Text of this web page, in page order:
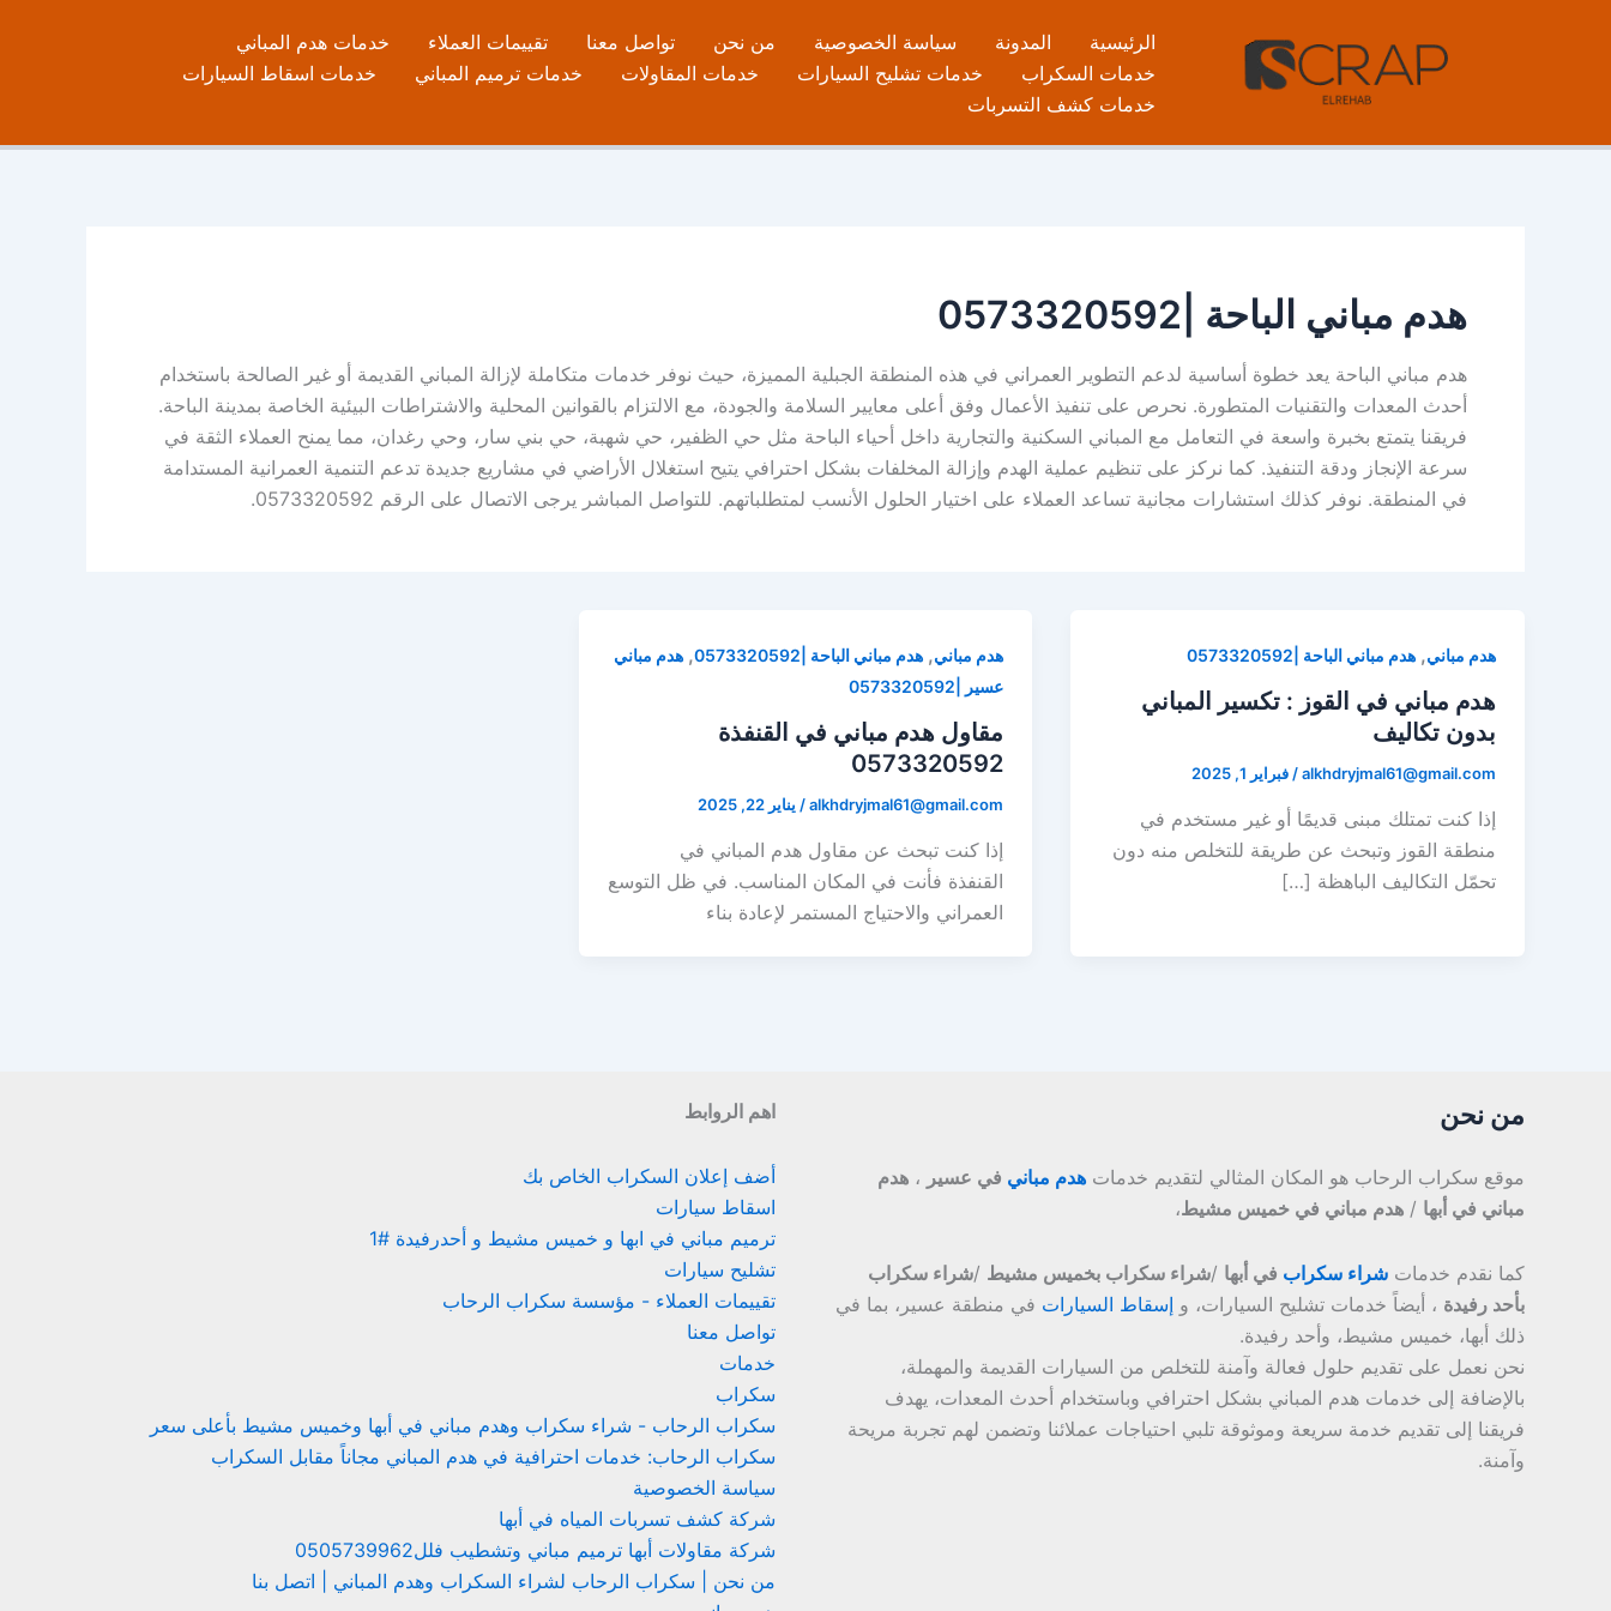
الرئيسية المدونة سياسة الخصوصية من نحن تواصل معنا تقييمات العملاء
خدمات هدم المباني
خدمات السكراب
خدمات تشليح السيارات خدمات المقاولات خدمات ترميم المباني
خدمات اسقاط السيارات
خدمات كشف التسربات
هدم مباني الباحة |0573320592
هدم مباني الباحة يعد خطوة أساسية لدعم التطوير العمراني في هذه المنطقة الجبلية المميزة، حيث نوفر خدمات متكاملة لإزالة المباني القديمة أو غير الصالحة باستخدام
أحدث المعدات والتقنيات المتطورة. نحرص على تنفيذ الأعمال وفق أعلى معايير السلامة والجودة، مع الالتزام بالقوانين المحلية والاشتراطات البيئية الخاصة بمدينة الباحة.
فريقنا يتمتع بخبرة واسعة في التعامل مع المباني السكنية والتجارية داخل أحياء الباحة مثل حي الظفير، حي شهبة، حي بني سار، وحي رغدان، مما يمنح العملاء الثقة في
سرعة الإنجاز ودقة التنفيذ. كما نركز على تنظيم عملية الهدم وإزالة المخلفات بشكل احترافي يتيح استغلال الأراضي في مشاريع جديدة تدعم التنمية العمرانية المستدامة
في المنطقة. نوفر كذلك استشارات مجانية تساعد العملاء على اختيار الحلول الأنسب لمتطلباتهم. للتواصل المباشر يرجى الاتصال على الرقم 0573320592.
هدم مباني, هدم مباني الباحة |0573320592
هدم مباني في القوز : تكسير المباني
بدون تكاليف
alkhdryjmal61@gmail.com
/فبراير 1, 2025
إذا كنت تمتلك مبنى قديمًا أو غير مستخدم في
منطقة القوز وتبحث عن طريقة للتخلص منه دون
تحمّل التكاليف الباهظة […]
هدم مباني, هدم مباني الباحة |0573320592 , هدم مباني
عسير |0573320592
مقاول هدم مباني في القنفذة
0573320592
alkhdryjmal61@gmail.com
/ يناير 22, 2025
إذا كنت تبحث عن مقاول هدم المباني في
القنفذة فأنت في المكان المناسب. في ظل التوسع
العمراني والاحتياج المستمر لإعادة بناء
من نحن
موقع سكراب الرحاب هو المكان المثالي لتقديم خدمات هدم مباني في عسير ، هدم
مباني في أبها / هدم مباني في خميس مشيط،
كما نقدم خدمات شراء سكراب في أبها /شراء سكراب بخميس مشيط /شراء سكراب
بأحد رفيدة ، أيضاً خدمات تشليح السيارات، و إسقاط السيارات في منطقة عسير، بما في
ذلك أبها، خميس مشيط، وأحد رفيدة.
نحن نعمل على تقديم حلول فعالة وآمنة للتخلص من السيارات القديمة والمهملة،
بالإضافة إلى خدمات هدم المباني بشكل احترافي وباستخدام أحدث المعدات، يهدف
فريقنا إلى تقديم خدمة سريعة وموثوقة تلبي احتياجات عملائنا وتضمن لهم تجربة مريحة
وآمنة.
اهم الروابط
أضف إعلان السكراب الخاص بك
اسقاط سيارات
ترميم مباني في ابها و خميس مشيط و أحدرفيدة #1
تشليح سيارات
تقييمات العملاء - مؤسسة سكراب الرحاب
تواصل معنا
خدمات
سكراب
سكراب الرحاب - شراء سكراب وهدم مباني في أبها وخميس مشيط بأعلى سعر
سكراب الرحاب: خدمات احترافية في هدم المباني مجاناً مقابل السكراب
سياسة الخصوصية
شركة كشف تسربات المياه في أبها
شركة مقاولات أبها ترميم مباني وتشطيب فلل0505739962
من نحن | سكراب الرحاب لشراء السكراب وهدم المباني | اتصل بنا